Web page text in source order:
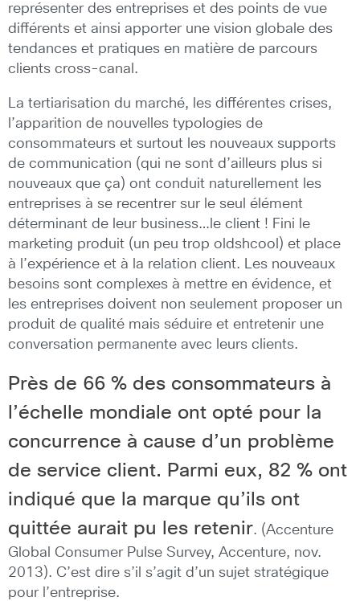
représenter des entreprises et des points de vue
différents et ainsi apporter une vision globale des
tendances et pratiques en matière de parcours
clients cross-canal.
La tertiarisation du marché, les différentes crises,
l’apparition de nouvelles typologies de
consommateurs et surtout les nouveaux supports
de communication (qui ne sont d’ailleurs plus si
nouveaux que ça) ont conduit naturellement les
entreprises à se recentrer sur le seul élément
déterminant de leur business…le client ! Fini le
marketing produit (un peu trop oldshcool) et place
à l’expérience et à la relation client. Les nouveaux
besoins sont complexes à mettre en évidence, et
les entreprises doivent non seulement proposer un
produit de qualité mais séduire et entretenir une
conversation permanente avec leurs clients.
Près de 66 % des consommateurs à
l’échelle mondiale ont opté pour la
concurrence à cause d’un problème
de service client. Parmi eux, 82 % ont
indiqué que la marque qu’ils ont
quittée aurait pu les retenir. (Accenture
Global Consumer Pulse Survey, Accenture, nov.
2013). C’est dire s’il s’agit d’un sujet stratégique
pour l’entreprise.